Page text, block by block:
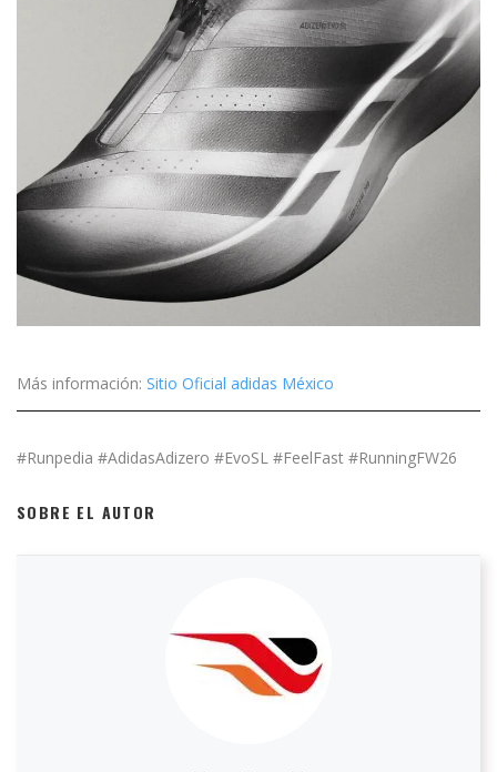
Más información: Sitio Oficial adidas México
#Runpedia #AdidasAdizero #EvoSL #FeelFast #RunningFW26
SOBRE EL AUTOR